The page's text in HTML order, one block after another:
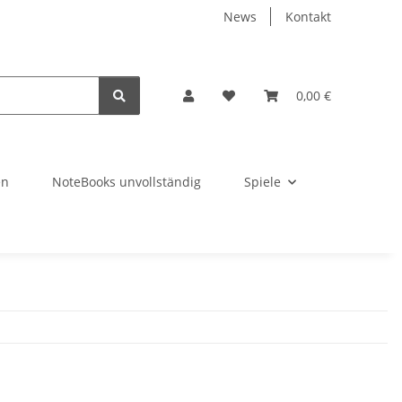
News Kontakt
0,00 €
NoteBooks unvollständig Spiele